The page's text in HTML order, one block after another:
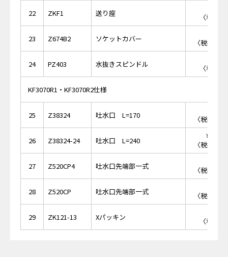
22 ZKF1 送り座
〈税抜
23 Z674B2 ソケットカバー
〈税抜価
24 PZ403 水抜きスピンドル
〈税抜
KF3070R1・KF3070R2仕様
25 Z38324 吐水口 L=170
〈税抜価
26 Z38324-24 吐水口 L=240
￥
〈税抜価
27 Z520CP4 吐水口先端部一式
〈税抜価
28 Z520CP 吐水口先端部一式
〈税抜価
29 ZK121-13 Xパッキン
〈税抜